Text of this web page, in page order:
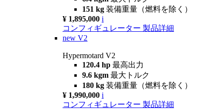
151 kg 装備重量（燃料を除く）
¥ 1,895,000 i
コンフィギュレーター 製品詳細
new V2
Hypermotard V2
120.4 hp 最高出力
9.6 kgm 最大トルク
180 kg 装備重量（燃料を除く）
¥ 1,990,000 i
コンフィギュレーター 製品詳細